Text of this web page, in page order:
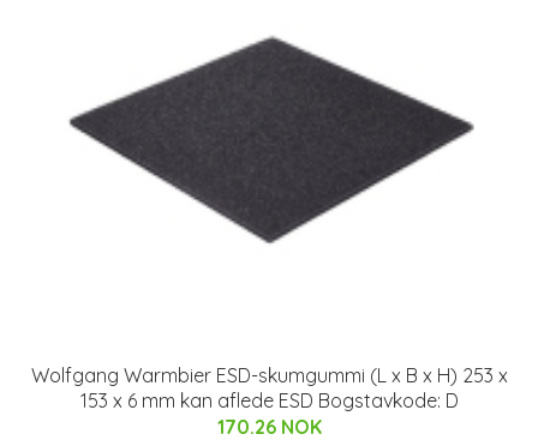
Wolfgang Warmbier ESD-skumgummi (L x B x H) 253 x
153 x 6 mm kan aflede ESD Bogstavkode: D
170.26 NOK